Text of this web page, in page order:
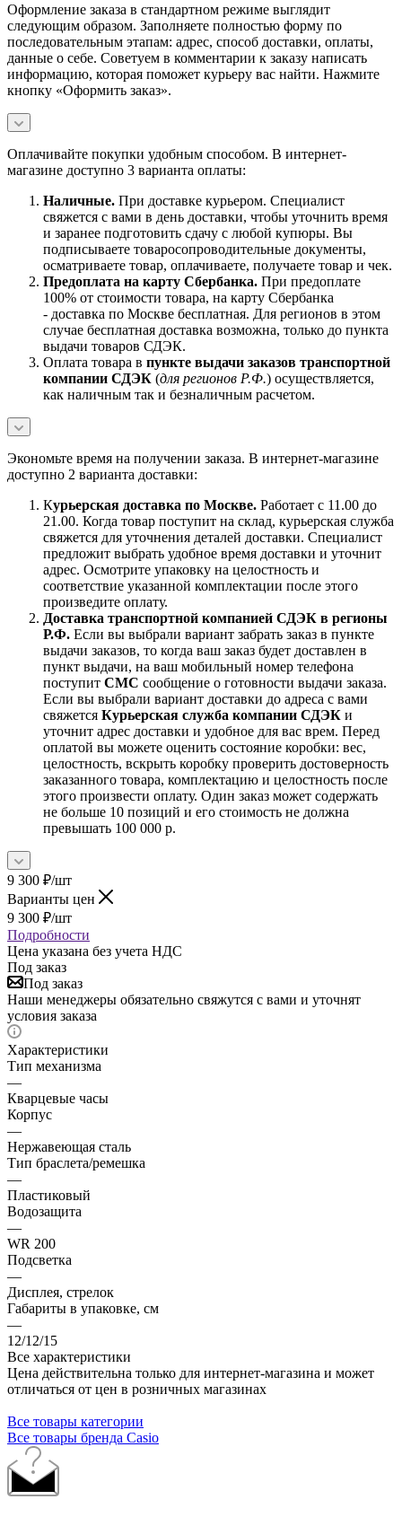
Оформление заказа в стандартном режиме выглядит
следующим образом. Заполняете полностью форму по
последовательным этапам: адрес, способ доставки, оплаты,
данные о себе. Советуем в комментарии к заказу написать
информацию, которая поможет курьеру вас найти. Нажмите
кнопку «Оформить заказ».
Оплачивайте покупки удобным способом. В интернет-
магазине доступно 3 варианта оплаты:
Наличные. При доставке курьером. Специалист
свяжется с вами в день доставки, чтобы уточнить время
и заранее подготовить сдачу с любой купюры. Вы
подписываете товаросопроводительные документы,
осматриваете товар, оплачиваете, получаете товар и чек.
Предоплата на карту Сбербанка. При предоплате
100% от стоимости товара, на карту Сбербанка
- доставка по Москве бесплатная. Для регионов в этом
случае бесплатная доставка возможна, только до пункта
выдачи товаров СДЭК.
Оплата товара в пункте выдачи заказов транспортной
компании СДЭК (для регионов Р.Ф.) осуществляется,
как наличным так и безналичным расчетом.
Экономьте время на получении заказа. В интернет-магазине
доступно 2 варианта доставки:
Курьерская доставка по Москве. Работает с 11.00 до
21.00. Когда товар поступит на склад, курьерская служба
свяжется для уточнения деталей доставки. Специалист
предложит выбрать удобное время доставки и уточнит
адрес. Осмотрите упаковку на целостность и
соответствие указанной комплектации после этого
произведите оплату.
Доставка транспортной компанией СДЭК в регионы
Р.Ф. Если вы выбрали вариант забрать заказ в пункте
выдачи заказов, то когда ваш заказ будет доставлен в
пункт выдачи, на ваш мобильный номер телефона
поступит СМС сообщение о готовности выдачи заказа.
Если вы выбрали вариант доставки до адреса с вами
свяжется Курьерская служба компании СДЭК и
уточнит адрес доставки и удобное для вас врем. Перед
оплатой вы можете оценить состояние коробки: вес,
целостность, вскрыть коробку проверить достоверность
заказанного товара, комплектацию и целостность после
этого произвести оплату. Один заказ может содержать
не больше 10 позиций и его стоимость не должна
превышать 100 000 р.
9 300 ₽/шт
Варианты цен
9 300 ₽/шт
Подробности
Цена указана без учета НДС
Под заказ
Под заказ
Наши менеджеры обязательно свяжутся с вами и уточнят
условия заказа
Характеристики
Тип механизма
—
Кварцевые часы
Корпус
—
Нержавеющая сталь
Тип браслета/ремешка
—
Пластиковый
Водозащита
—
WR 200
Подсветка
—
Дисплея, стрелок
Габариты в упаковке, см
—
12/12/15
Все характеристики
Цена действительна только для интернет-магазина и может
отличаться от цен в розничных магазинах
Все товары категории
Все товары бренда Casio